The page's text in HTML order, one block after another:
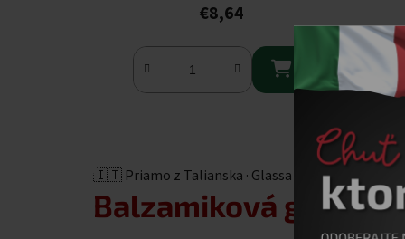
€8,64

🇮🇹 Priamo z Talianska · Glassa di Balsamico
Balzamiková glazúra